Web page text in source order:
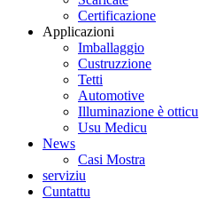
Certificazione
Applicazioni
Imballaggio
Custruzzione
Tetti
Automotive
Illuminazione è otticu
Usu Medicu
News
Casi Mostra
serviziu
Cuntattu